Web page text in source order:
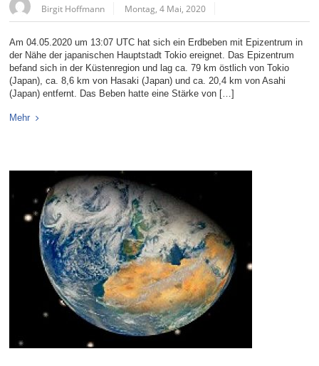
Birgit Hoffmann Montag, 4 Mai, 2020
Am 04.05.2020 um 13:07 UTC hat sich ein Erdbeben mit Epizentrum in
der Nähe der japanischen Hauptstadt Tokio ereignet. Das Epizentrum
befand sich in der Küstenregion und lag ca. 79 km östlich von Tokio
(Japan), ca. 8,6 km von Hasaki (Japan) und ca. 20,4 km von Asahi
(Japan) entfernt. Das Beben hatte eine Stärke von […]
Mehr